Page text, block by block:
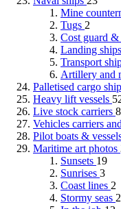
Mine
Tugs 2
Cost guard &
Landing ships
Transport
Artillery and
Palletised cargo
Heavy lift vessels
Live stock carriers 8
Vehicles carriers
Pilot boats &
Maritime art photos
Sunsets 19
Sunrises 3
Coast lines 2
Stormy seas 2